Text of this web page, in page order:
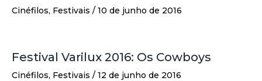
Cinéfilos, Festivais / 10 de junho de 2016
Festival Varilux 2016: Os Cowboys
Cinéfilos, Festivais / 12 de junho de 2016